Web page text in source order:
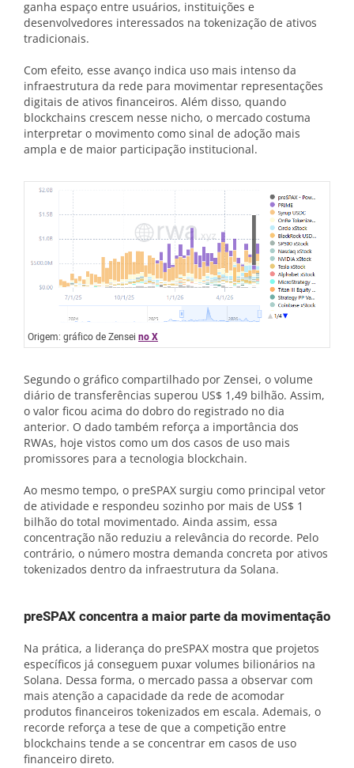
ganha espaço entre usuários, instituições e
desenvolvedores interessados na tokenização de ativos
tradicionais.
Com efeito, esse avanço indica uso mais intenso da
infraestrutura da rede para movimentar representações
digitais de ativos financeiros. Além disso, quando
blockchains crescem nesse nicho, o mercado costuma
interpretar o movimento como sinal de adoção mais
ampla e de maior participação institucional.
Origem: gráfico de Zensei no X
Segundo o gráfico compartilhado por Zensei, o volume
diário de transferências superou US$ 1,49 bilhão. Assim,
o valor ficou acima do dobro do registrado no dia
anterior. O dado também reforça a importância dos
RWAs, hoje vistos como um dos casos de uso mais
promissores para a tecnologia blockchain.
Ao mesmo tempo, o preSPAX surgiu como principal vetor
de atividade e respondeu sozinho por mais de US$ 1
bilhão do total movimentado. Ainda assim, essa
concentração não reduziu a relevância do recorde. Pelo
contrário, o número mostra demanda concreta por ativos
tokenizados dentro da infraestrutura da Solana.
preSPAX concentra a maior parte da movimentação
Na prática, a liderança do preSPAX mostra que projetos
específicos já conseguem puxar volumes bilionários na
Solana. Dessa forma, o mercado passa a observar com
mais atenção a capacidade da rede de acomodar
produtos financeiros tokenizados em escala. Ademais, o
recorde reforça a tese de que a competição entre
blockchains tende a se concentrar em casos de uso
financeiro direto.